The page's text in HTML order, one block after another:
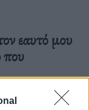
εαυτό μου
που